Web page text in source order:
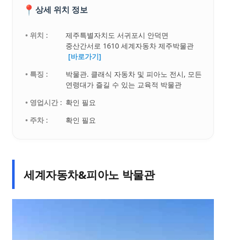
📍 상세 위치 정보
• 위치 :
제주특별자치도 서귀포시 안덕면
중산간서로 1610 세계자동차 제주박물관
[바로가기]
• 특징 :
박물관. 클래식 자동차 및 피아노 전시, 모든
연령대가 즐길 수 있는 교육적 박물관
• 영업시간 : 확인 필요
• 주차 :
확인 필요
세계자동차&피아노 박물관